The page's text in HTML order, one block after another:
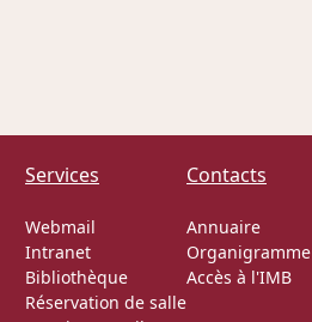
Services
Webmail
Intranet
Bibliothèque
Réservation de salle
Contacts
Annuaire
Organigramme
Accès à l'IMB